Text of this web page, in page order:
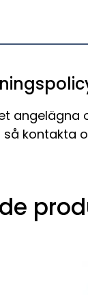
angelägna
kontakta